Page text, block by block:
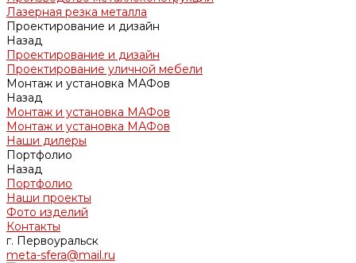
Лазерная резка металла
Проектирование и дизайн
Назад
Проектирование и дизайн
Проектирование уличной мебели
Монтаж и установка МАФов
Назад
Монтаж и установка МАФов
Монтаж и установка МАФов
Наши дилеры
Портфолио
Назад
Портфолио
Наши проекты
Фото изделий
Контакты
г. Первоуральск
meta-sfera@mail.ru